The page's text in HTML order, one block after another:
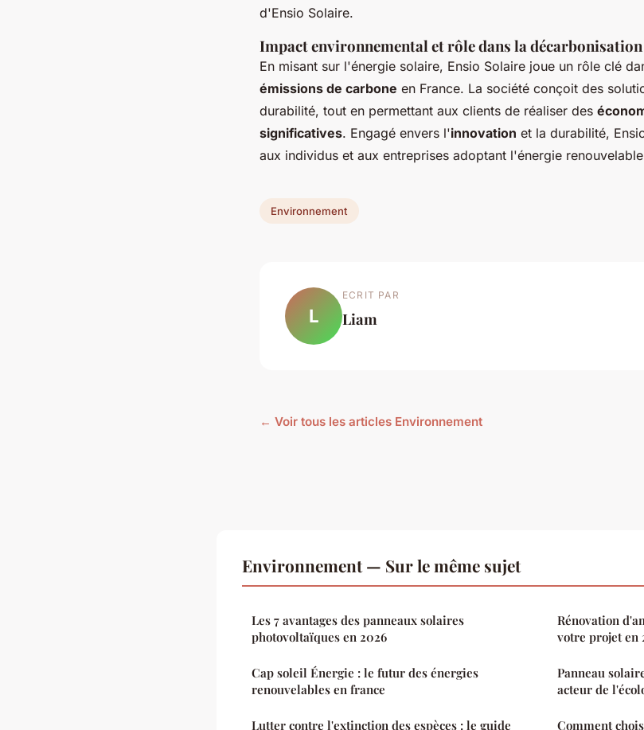
d'Ensio Solaire.
Impact environnemental et rôle dans la décarbonisation
En misant sur l'énergie solaire, Ensio Solaire joue un rôle clé
émissions de carbone en France. La société conçoit des
durabilité, tout en permettant aux clients de réaliser des
significatives. Engagé envers l'innovation et la durabilité,
aux individus et aux entreprises adoptant l'énergie
Environnement
L
ECRIT PAR
Liam
← Voir tous les articles Environnement
Environnement — Sur le même sujet
Les 7 avantages des panneaux solaires
photovoltaïques en 2026
Cap soleil Énergie : le futur des énergies
renouvelables en france
Lutter contre l'extinction des espèces : le guide
Rénovation
votre projet en
Panneau
acteur de
Comment